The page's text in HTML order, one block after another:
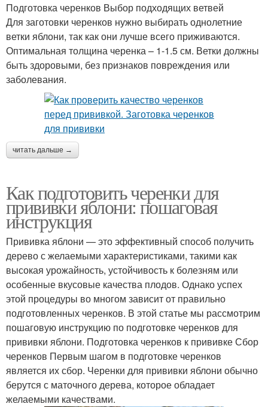
Подготовка черенков Выбор подходящих ветвей
Для заготовки черенков нужно выбирать однолетние
ветки яблони, так как они лучше всего приживаются.
Оптимальная толщина черенка – 1-1.5 см. Ветки должны
быть здоровыми, без признаков повреждения или
заболевания.
читать дальше →
Как подготовить черенки для
прививки яблони: пошаговая
инструкция
Прививка яблони — это эффективный способ получить
дерево с желаемыми характеристиками, такими как
высокая урожайность, устойчивость к болезням или
особенные вкусовые качества плодов. Однако успех
этой процедуры во многом зависит от правильно
подготовленных черенков. В этой статье мы рассмотрим
пошаговую инструкцию по подготовке черенков для
прививки яблони. Подготовка черенков к прививке Сбор
черенков Первым шагом в подготовке черенков
является их сбор. Черенки для прививки яблони обычно
берутся с маточного дерева, которое обладает
желаемыми качествами.